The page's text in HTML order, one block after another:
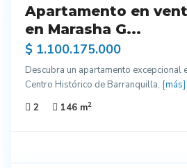
Apartamento en
en Marasha G...
$ 1.100.175.000
Descubra un apartamento excepcional
Centro Histórico de Barranquilla, [más]
2
146 m2